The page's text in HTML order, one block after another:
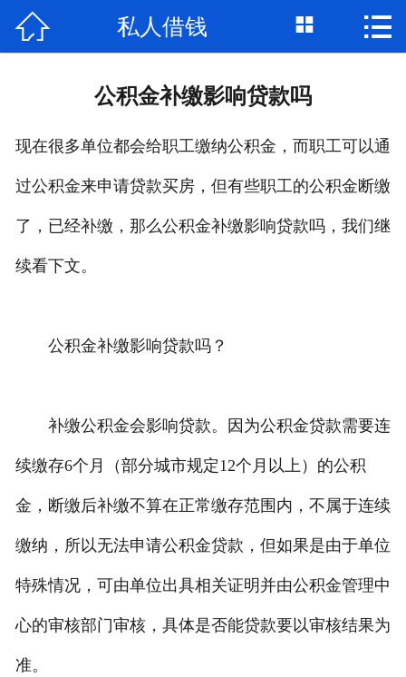
首页
私人借款
 私人借钱  
公积金补缴影响贷款吗
现在很多单位都会给职工缴纳公积金，而职工可以通
过公积金来申请贷款买房，但有些职工的公积金断缴
了，已经补缴，那么公积金补缴影响贷款吗，我们继
续看下文。
公积金补缴影响贷款吗？
补缴公积金会影响贷款。因为公积金贷款需要连
续缴存6个月（部分城市规定12个月以上）的公积
金，断缴后补缴不算在正常缴存范围内，不属于连续
缴纳，所以无法申请公积金贷款，但如果是由于单位
特殊情况，可由单位出具相关证明并由公积金管理中
心的审核部门审核，具体是否能贷款要以审核结果为
准。